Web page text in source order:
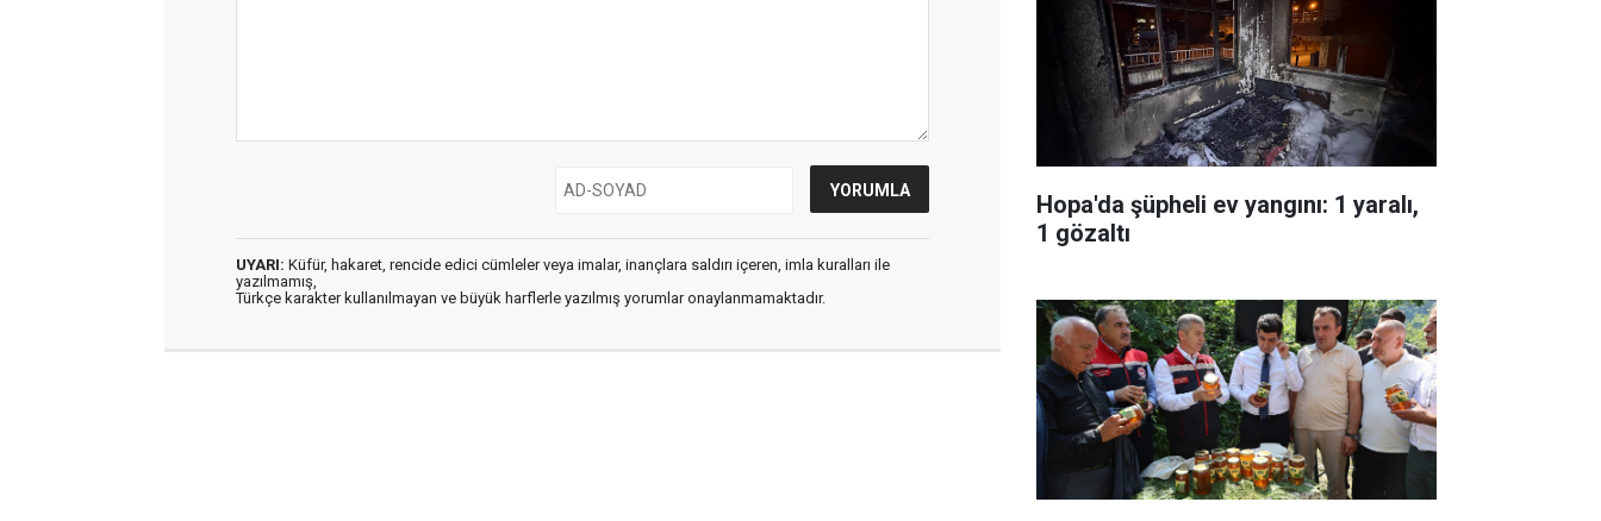
UYARI: Küfür, hakaret, rencide edici cümleler veya imalar, inançlara saldırı içeren, imla kuralları ile
yazılmamış,
Türkçe karakter kullanılmayan ve büyük harflerle yazılmış yorumlar onaylanmamaktadır.
Hopa'da şüpheli ev yangını: 1 yaralı,
1 gözaltı